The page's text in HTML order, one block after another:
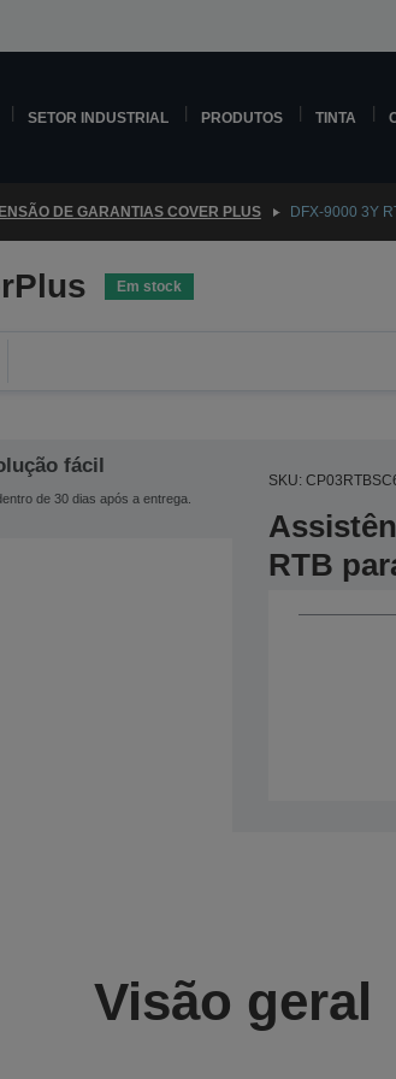
SETOR INDUSTRIAL PRODUTOS TINTA
DE GARANTIAS COVER PLUS DFX-9000 3Y
Em stock
fácil
de 30 dias após a entrega.
SKU:
RTB
Visão geral